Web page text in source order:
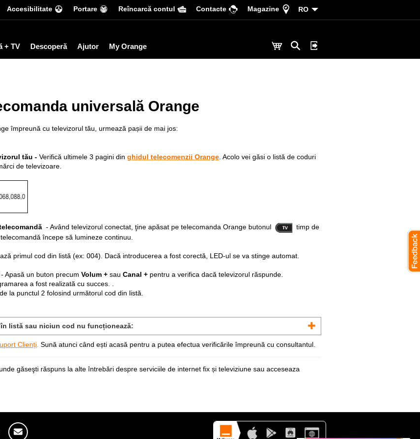
Accesibilitate Portare Reîncarcă contul Сontacte Magazine RO
+ TV Descoperă Ajutor My Orange
universală Orange
împreună cu televizorul tău, urmează pașii de mai jos:
tău - Verifică ultimele 3 pagini din ghidul telecomenzii Orange . Acolo vei găsi o listă de coduri
de televizoare.
- Având televizorul conectat, ţine apăsat pe telecomanda Orange butonul
timp de
începe să lumineze continuu.
primul cod din listă (ex: 004). Dacă introducerea a fost corectă, LED-ul se va stinge automat.
- Apasă un buton precum Volum + sau Canal + pentru a verifica dacă televizorul răspunde.
a fost realizată cu succes. .
la punctul 2 folosind următorul cod din listă.
listă sau niciun cod nu funcționează:
Clienți Sună atunci când ești acasă pentru a putea efectua verificările împreună cu consultantul.
găseşti răspuns la alte întrebări despre serviciile de internet fix și televiziune sau acceseaza